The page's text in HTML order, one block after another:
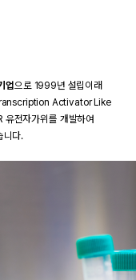
업으로 1999년 설립이래
Activator Like
전자가위를 개발하여
니다.